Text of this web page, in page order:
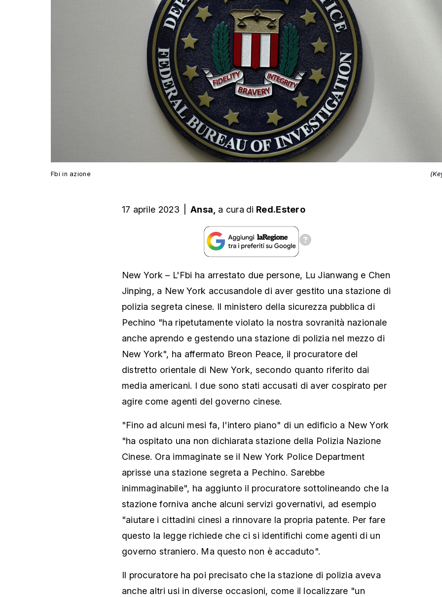
Fbi in azione
17 aprile 2023 Ansa, a cura di Red.Estero
New York – L'Fbi ha arrestato due persone, Lu Jianwang e Chen
Jinping, a New York accusandole di aver gestito una stazione di
polizia segreta cinese. Il ministero della sicurezza pubblica di
Pechino "ha ripetutamente violato la nostra sovranità nazionale
anche aprendo e gestendo una stazione di polizia nel mezzo di
New York", ha affermato Breon Peace, il procuratore del
distretto orientale di New York, secondo quanto riferito dai
media americani. I due sono stati accusati di aver cospirato per
agire come agenti del governo cinese.
"Fino ad alcuni mesi fa, l'intero piano" di un edificio a New York
"ha ospitato una non dichiarata stazione della Polizia Nazione
Cinese. Ora immaginate se il New York Police Department
aprisse una stazione segreta a Pechino. Sarebbe
inimmaginabile", ha aggiunto il procuratore sottolineando che la
stazione forniva anche alcuni servizi governativi, ad esempio
"aiutare i cittadini cinesi a rinnovare la propria patente. Per fare
questo la legge richiede che ci si identifichi come agenti di un
governo straniero. Ma questo non è accaduto".
Il procuratore ha poi precisato che la stazione di polizia aveva
anche altri usi in diverse occasioni, come il localizzare "un